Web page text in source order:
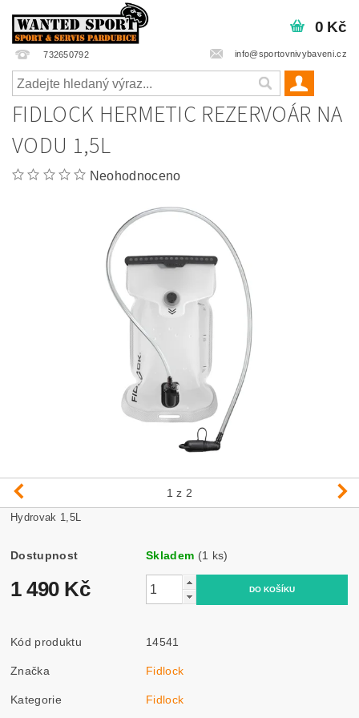
732650792 info@sportovnivybaveni.cz
0 Kč
FIDLOCK HERMETIC REZERVOÁR NA
VODU 1,5L
Neohodnoceno
1 z 2
Hydrovak 1,5L
Dostupnost Skladem (1 ks)
1 490 Kč
Kód produktu 14541
Značka Fidlock
Kategorie Fidlock